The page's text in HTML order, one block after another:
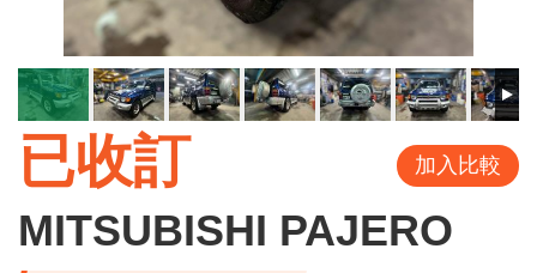
已收訂 加入比較
MITSUBISHI PAJERO